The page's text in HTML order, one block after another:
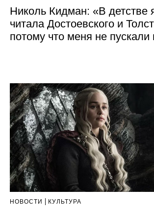
Николь Кидман: «В детстве
читала Достоевского и
потому что меня не
НОВОСТИ КУЛЬТУРА